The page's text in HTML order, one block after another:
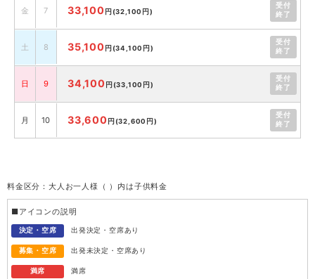
金 7 33,100 円 (32,100円)
受付
終了
土 8 35,100 円 (34,100円)
受付
終了
日 9 34,100 円 (33,100円)
受付
終了
月 10 33,600 円 (32,600円)
受付
終了
水 12 32,100
木 13 30,600 円(29,600円)
金 14 32,600
料金区分：大人お一人様（ ）内は子供料金
■アイコンの説明
決定・空席 出発決定・空席あり
募集・空席 出発未決定・空席あり
満席 満席